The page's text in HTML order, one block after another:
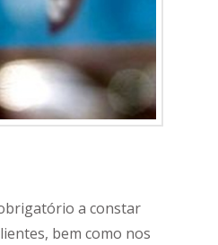
a constar
bem como nos